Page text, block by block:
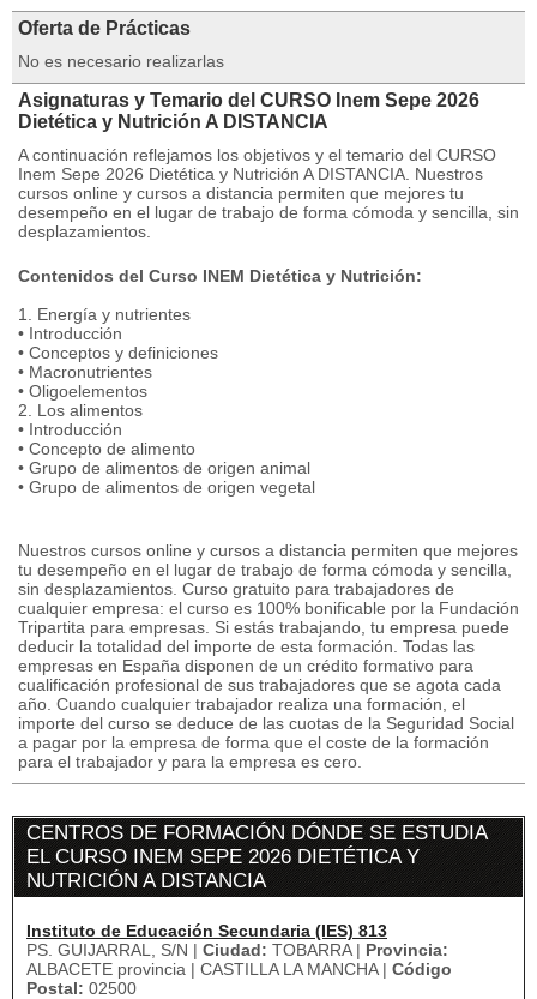
Oferta de Prácticas
No es necesario realizarlas
Asignaturas y Temario del CURSO Inem Sepe 2026
Dietética y Nutrición A DISTANCIA
A continuación reflejamos los objetivos y el temario del CURSO
Inem Sepe 2026 Dietética y Nutrición A DISTANCIA. Nuestros
cursos online y cursos a distancia permiten que mejores tu
desempeño en el lugar de trabajo de forma cómoda y sencilla, sin
desplazamientos.
Contenidos del Curso INEM Dietética y Nutrición:
1. Energía y nutrientes
• Introducción
• Conceptos y definiciones
• Macronutrientes
• Oligoelementos
2. Los alimentos
• Introducción
• Concepto de alimento
• Grupo de alimentos de origen animal
• Grupo de alimentos de origen vegetal
Nuestros cursos online y cursos a distancia permiten que mejores
tu desempeño en el lugar de trabajo de forma cómoda y sencilla,
sin desplazamientos. Curso gratuito para trabajadores de
cualquier empresa: el curso es 100% bonificable por la Fundación
Tripartita para empresas. Si estás trabajando, tu empresa puede
deducir la totalidad del importe de esta formación. Todas las
empresas en España disponen de un crédito formativo para
cualificación profesional de sus trabajadores que se agota cada
año. Cuando cualquier trabajador realiza una formación, el
importe del curso se deduce de las cuotas de la Seguridad Social
a pagar por la empresa de forma que el coste de la formación
para el trabajador y para la empresa es cero.
CENTROS DE FORMACIÓN DÓNDE SE ESTUDIA
EL CURSO INEM SEPE 2026 DIETÉTICA Y
NUTRICIÓN A DISTANCIA
Instituto de Educación Secundaria (IES) 813
PS. GUIJARRAL, S/N | Ciudad: TOBARRA | Provincia:
ALBACETE provincia | CASTILLA LA MANCHA | Código
Postal: 02500